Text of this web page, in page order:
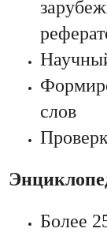
слов
Более